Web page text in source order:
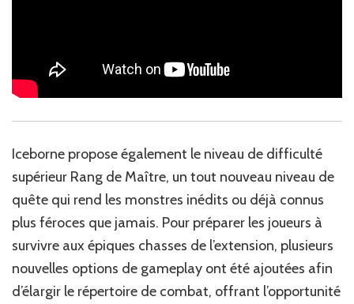
Iceborne propose également le niveau de difficulté
supérieur Rang de Maître, un tout nouveau niveau de
quête qui rend les monstres inédits ou déjà connus
plus féroces que jamais. Pour préparer les joueurs à
survivre aux épiques chasses de l’extension, plusieurs
nouvelles options de gameplay ont été ajoutées afin
d’élargir le répertoire de combat, offrant l’opportunité